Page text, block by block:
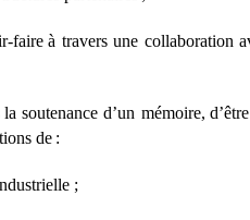
-faire à travers une collaborationa
la soutenance d’un mémoire, d’être
tions de :
;